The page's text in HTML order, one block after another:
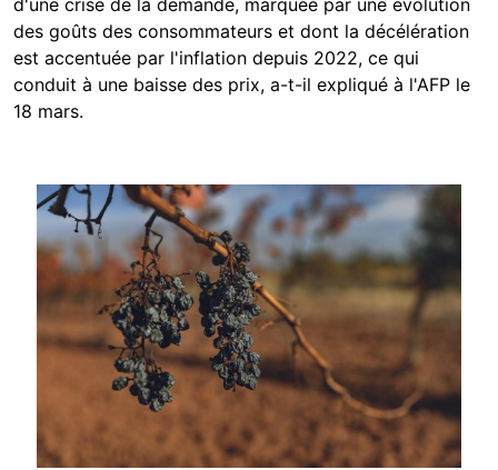
d'une crise de la demande, marquée par une évolution
des goûts des consommateurs et dont la décélération
est accentuée par l'inflation depuis 2022, ce qui
conduit à une baisse des prix, a-t-il expliqué à l'AFP le
18 mars.
Image